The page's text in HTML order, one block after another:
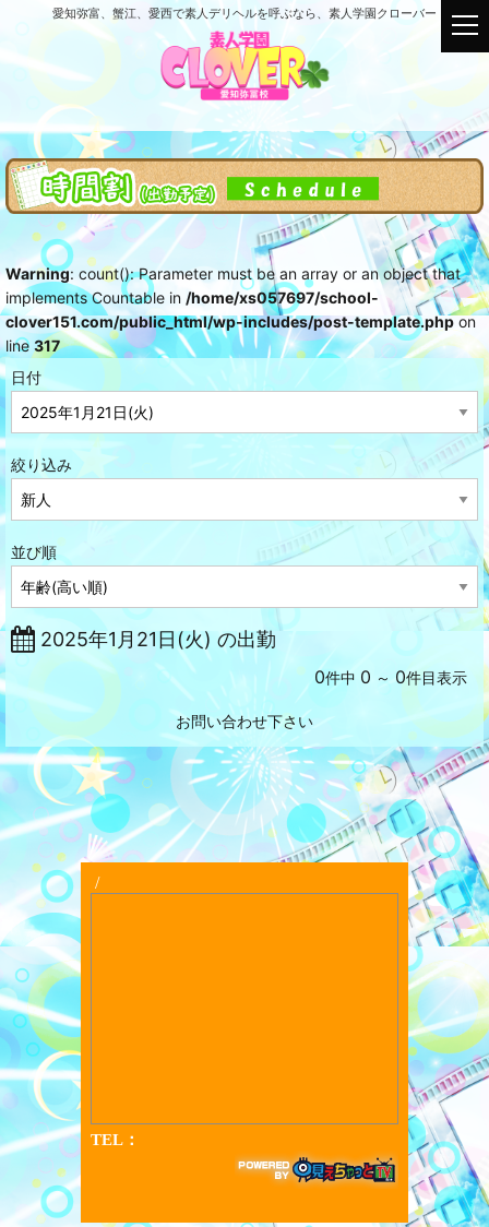
愛知弥富、蟹江、愛西で素人デリヘルを呼ぶなら、素人学園クローバー
Warning: count(): Parameter must be an array or an object that
implements Countable in /home/xs057697/school-
clover151.com/public_html/wp-includes/post-template.phpon
line 317
日付
絞り込み
並び順
2025年1月21日(火) の出勤
0件中 0 ～ 0件目表示
お問い合わせ下さい
t
o
e
n
a
v
i
g
a
t
i